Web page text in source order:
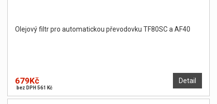
Olejový filtr pro automatickou převodovku TF80SC a AF40
Detail
679Kč
bez DPH 561 Kč